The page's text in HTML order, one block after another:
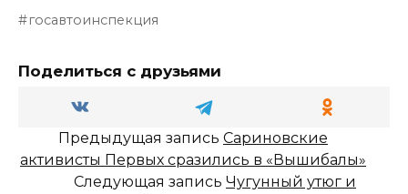
госавтоинспекция
Поделиться с друзьями
Предыдущая запись Сариновские
активисты Первых сразились в «Вышибалы»
Следующая запись Чугунный утюг и